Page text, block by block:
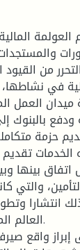
التحرر من
في
العمل
بالبنوك
حزمة
تقديم
بينها
والتي
انتشارا
العالم
واقع